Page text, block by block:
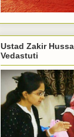
Ustad Zakir
Vedastuti